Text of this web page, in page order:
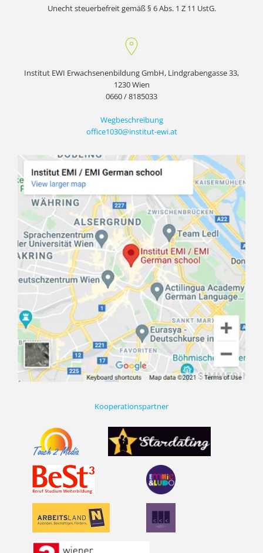
Unecht steuerbefreit gemäß § 6 Abs. 1 Z 11 UstG.
Institut EWI Erwachsenenbildung GmbH, Lindgrabengasse 33,
1230 Wien
0660 / 8185033
Wegbeschreibung
office1030@institut-ewi.at
Kooperationspartner